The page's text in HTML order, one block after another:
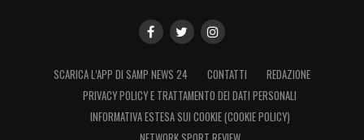
SCARICA L’APP DI SAMP NEWS 24 CONTATTI
REDAZIONE
PRIVACY POLICY E TRATTAMENTO DEI DATI PERSONALI
INFORMATIVA ESTESA SUI COOKIE (COOKIE POLICY)